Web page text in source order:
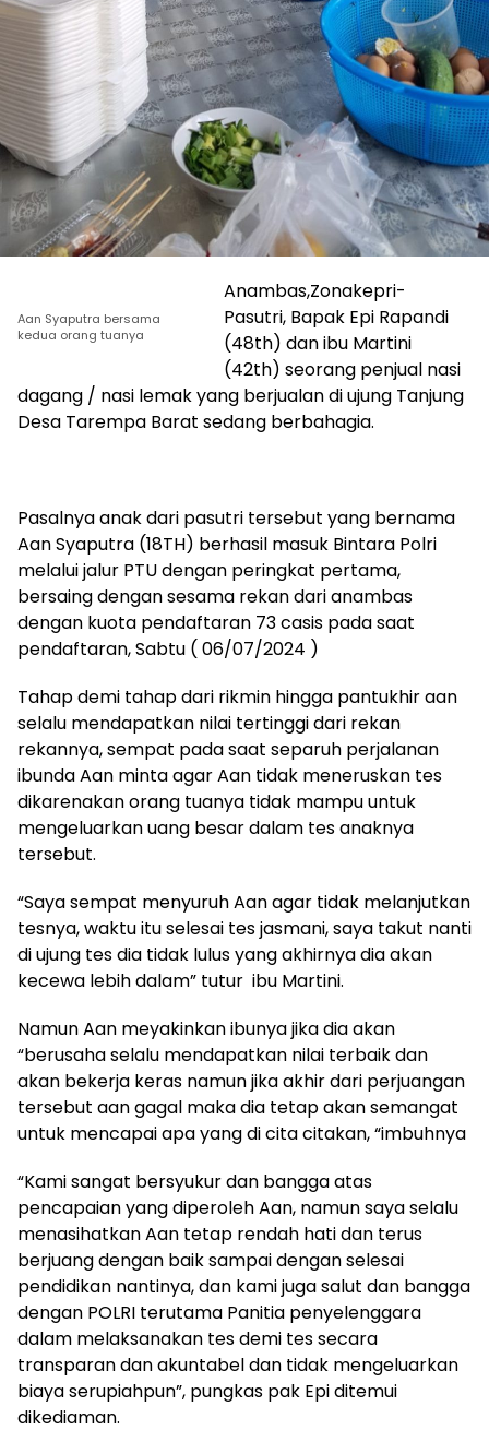
Aan Syaputra bersama
kedua orang tuanya
Anambas,Zonakepri-
Pasutri, Bapak Epi Rapandi
(48th) dan ibu Martini
(42th) seorang penjual nasi
dagang / nasi lemak yang berjualan di ujung Tanjung
Desa Tarempa Barat sedang berbahagia.
Pasalnya anak dari pasutri tersebut yang bernama
Aan Syaputra (18TH) berhasil masuk Bintara Polri
melalui jalur PTU dengan peringkat pertama,
bersaing dengan sesama rekan dari anambas
dengan kuota pendaftaran 73 casis pada saat
pendaftaran, Sabtu ( 06/07/2024 )
Tahap demi tahap dari rikmin hingga pantukhir aan
selalu mendapatkan nilai tertinggi dari rekan
rekannya, sempat pada saat separuh perjalanan
ibunda Aan minta agar Aan tidak meneruskan tes
dikarenakan orang tuanya tidak mampu untuk
mengeluarkan uang besar dalam tes anaknya
tersebut.
“Saya sempat menyuruh Aan agar tidak melanjutkan
tesnya, waktu itu selesai tes jasmani, saya takut nanti
di ujung tes dia tidak lulus yang akhirnya dia akan
kecewa lebih dalam” tutur ibu Martini.
Namun Aan meyakinkan ibunya jika dia akan
“berusaha selalu mendapatkan nilai terbaik dan
akan bekerja keras namun jika akhir dari perjuangan
tersebut aan gagal maka dia tetap akan semangat
untuk mencapai apa yang di cita citakan, “imbuhnya
“Kami sangat bersyukur dan bangga atas
pencapaian yang diperoleh Aan, namun saya selalu
menasihatkan Aan tetap rendah hati dan terus
berjuang dengan baik sampai dengan selesai
pendidikan nantinya, dan kami juga salut dan bangga
dengan POLRI terutama Panitia penyelenggara
dalam melaksanakan tes demi tes secara
transparan dan akuntabel dan tidak mengeluarkan
biaya serupiahpun”, pungkas pak Epi ditemui
dikediaman.